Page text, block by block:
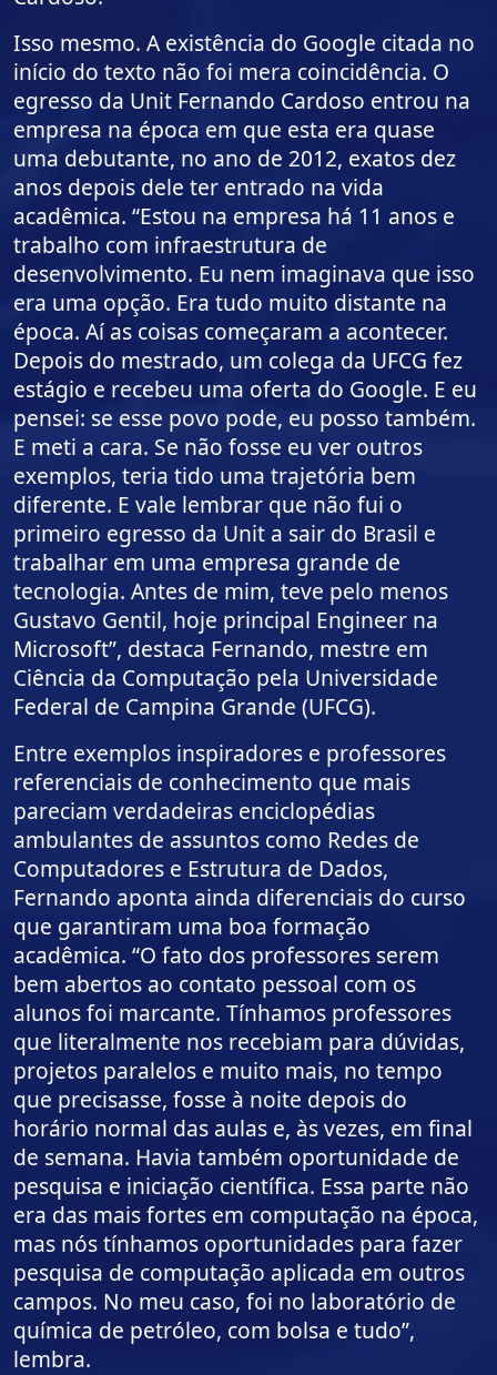
Isso mesmo. A existência do Google citada no
início do texto não foi mera coincidência. O
egresso da Unit Fernando Cardoso entrou na
empresa na época em que esta era quase
uma debutante, no ano de 2012, exatos dez
anos depois dele ter entrado na vida
acadêmica. “Estou na empresa há 11 anos e
trabalho com infraestrutura de
desenvolvimento. Eu nem imaginava que isso
era uma opção. Era tudo muito distante na
época. Aí as coisas começaram a acontecer.
Depois do mestrado, um colega da UFCG fez
estágio e recebeu uma oferta do Google. E eu
pensei: se esse povo pode, eu posso também.
E meti a cara. Se não fosse eu ver outros
exemplos, teria tido uma trajetória bem
diferente. E vale lembrar que não fui o
primeiro egresso da Unit a sair do Brasil e
trabalhar em uma empresa grande de
tecnologia. Antes de mim, teve pelo menos
Gustavo Gentil, hoje principal Engineer na
Microsoft”, destaca Fernando, mestre em
Ciência da Computação pela Universidade
Federal de Campina Grande (UFCG).
Entre exemplos inspiradores e professores
referenciais de conhecimento que mais
pareciam verdadeiras enciclopédias
ambulantes de assuntos como Redes de
Computadores e Estrutura de Dados,
Fernando aponta ainda diferenciais do curso
que garantiram uma boa formação
acadêmica. “O fato dos professores serem
bem abertos ao contato pessoal com os
alunos foi marcante. Tínhamos professores
que literalmente nos recebiam para dúvidas,
projetos paralelos e muito mais, no tempo
que precisasse, fosse à noite depois do
horário normal das aulas e, às vezes, em final
de semana. Havia também oportunidade de
pesquisa e iniciação científica. Essa parte não
era das mais fortes em computação na época,
mas nós tínhamos oportunidades para fazer
pesquisa de computação aplicada em outros
campos. No meu caso, foi no laboratório de
química de petróleo, com bolsa e tudo”,
lembra.